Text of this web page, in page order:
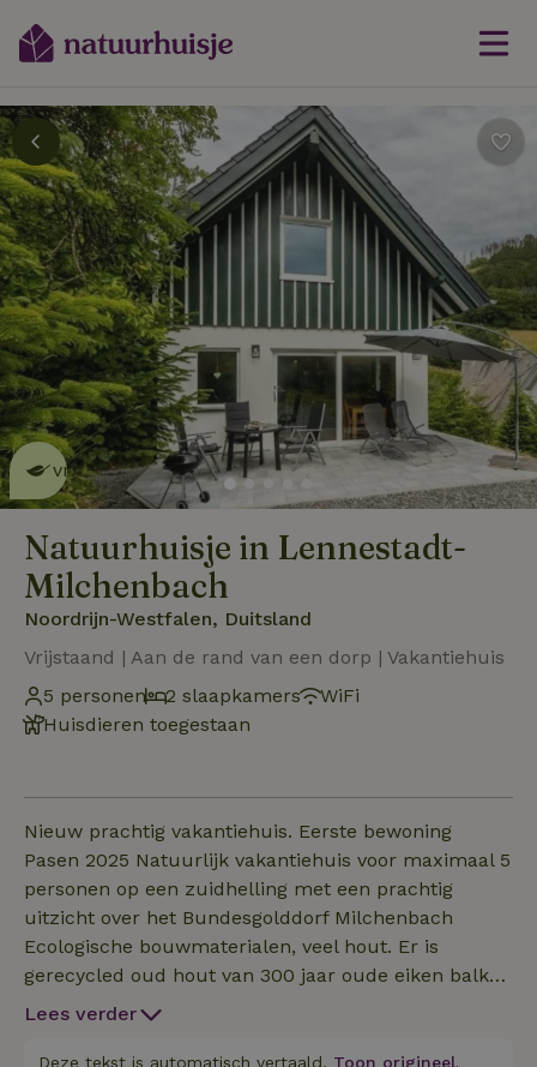
Dit natuurhuisje is eco-
vriendelijklees meer
Natuurhuisje in Lennestadt-
Milchenbach
Noordrijn-Westfalen, Duitsland
Vrijstaand | Aan de rand van een dorp | Vakantiehuis
5 personen
2 slaapkamers
WiFi
Huisdieren toegestaan
Nieuw prachtig vakantiehuis. Eerste bewoning
Pasen 2025 Natuurlijk vakantiehuis voor maximaal 5
personen op een zuidhelling met een prachtig
uitzicht over het Bundesgolddorf Milchenbach
Ecologische bouwmaterialen, veel hout. Er is
gerecycled oud hout van 300 jaar oude eiken balken
gebruikt. Houtpelletkachel, ecologische isolatie van
slaapkamers is Zwitsers grenenhout gebruikt. In
Lees verder
Deze tekst is automatisch vertaald. Toon origineel.